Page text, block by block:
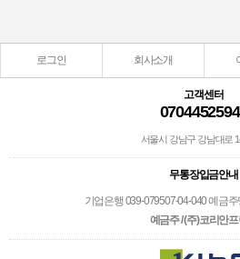
로그인 회사소개
고객센터
서울시 강남구 강남대로
무통장입금안내
기업은행 039-079507-04-040 예금
예금주 / (주)코리안